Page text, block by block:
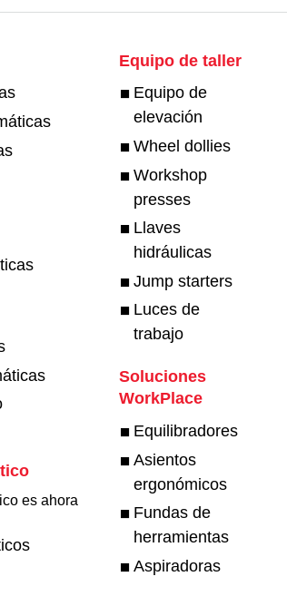
es ahora
Equipo de taller
Equipo de
elevación
Wheel dollies
Workshop
presses
Llaves
hidráulicas
Jump starters
Luces de
trabajo
Soluciones
WorkPlace
Equilibradores
Asientos
ergonómicos
Fundas de
herramientas
Aspiradoras